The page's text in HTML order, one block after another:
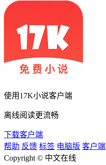
使用 17K小说客户端
离线阅读更流畅
下载客户端
帮助 反馈 标签 电脑版 客户端
Copyright © 中文在线